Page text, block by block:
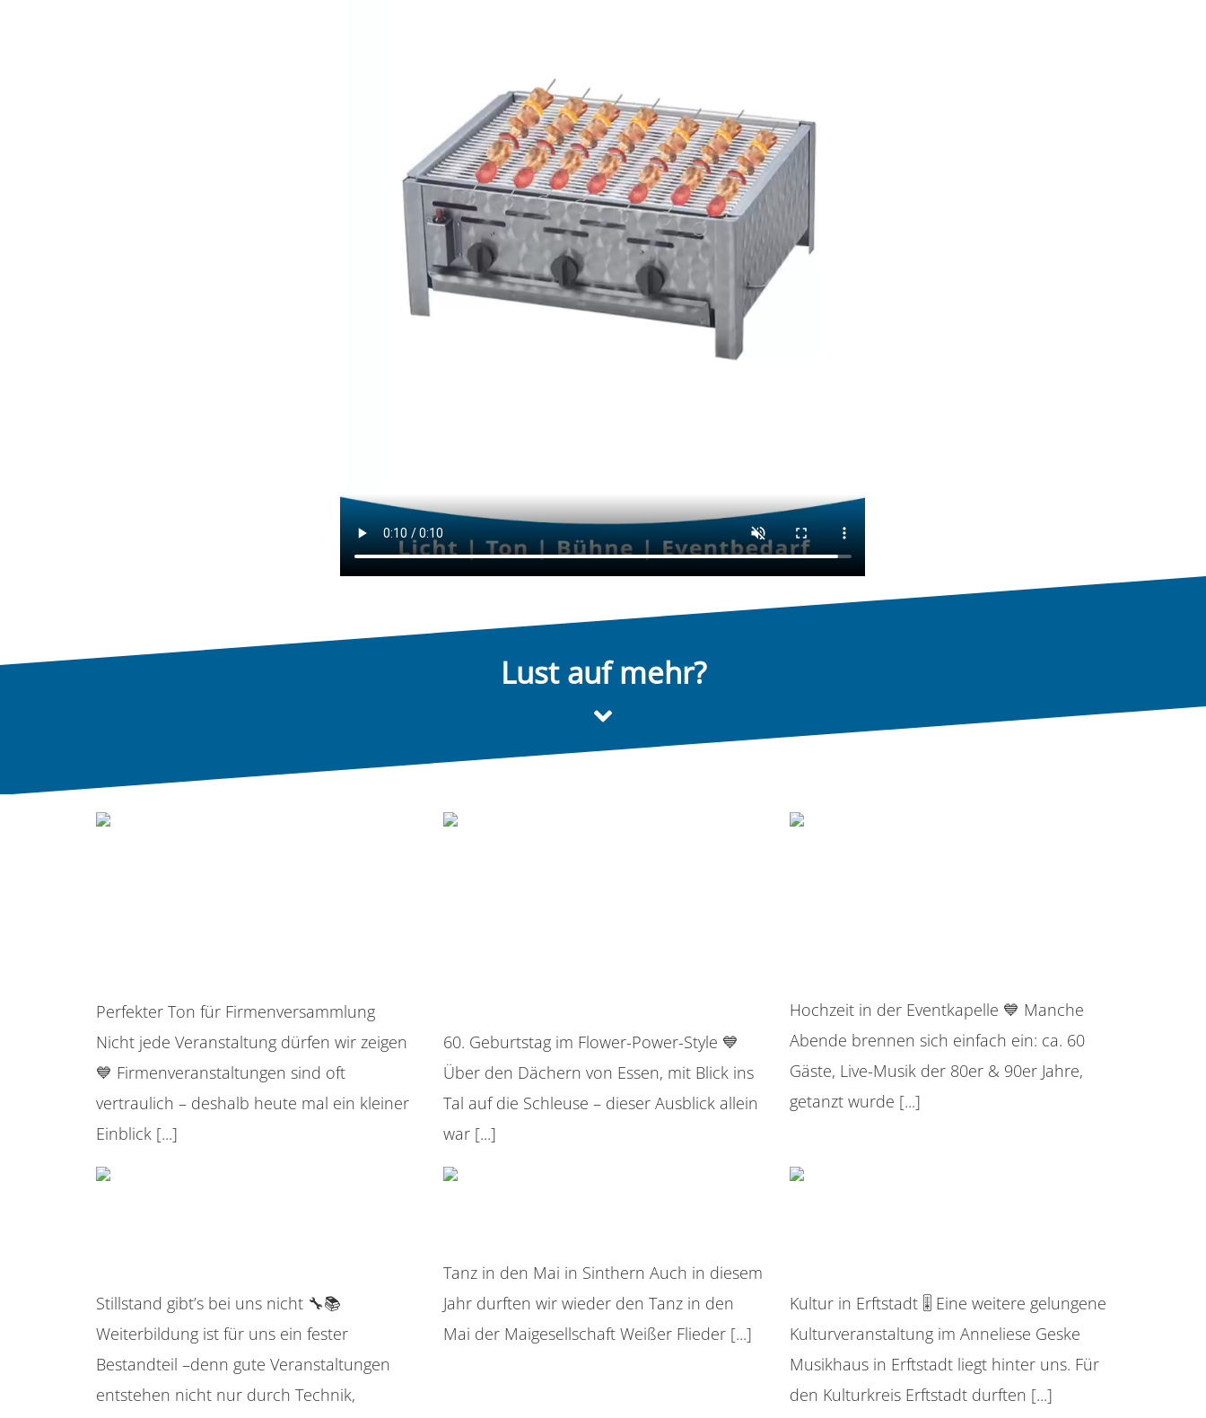
Lust auf mehr?
Perfekter Ton für Firmenversammlung
Nicht jede Veranstaltung dürfen wir zeigen
💙 Firmenveranstaltungen sind oft
vertraulich – deshalb heute mal ein kleiner
Einblick [...]
60. Geburtstag im Flower-Power-Style 💙
Über den Dächern von Essen, mit Blick ins
Tal auf die Schleuse – dieser Ausblick allein
war [...]
Hochzeit in der Eventkapelle 💙 Manche
Abende brennen sich einfach ein: ca. 60
Gäste, Live-Musik der 80er & 90er Jahre,
getanzt wurde [...]
Stillstand gibt’s bei uns nicht 🔧📚
Weiterbildung ist für uns ein fester
Bestandteil –denn gute Veranstaltungen
entstehen nicht nur durch Technik,
Tanz in den Mai in Sinthern Auch in diesem
Jahr durften wir wieder den Tanz in den
Mai der Maigesellschaft Weißer Flieder [...]
Kultur in Erftstadt 🎚️ Eine weitere gelungene
Kulturveranstaltung im Anneliese Geske
Musikhaus in Erftstadt liegt hinter uns. Für
den Kulturkreis Erftstadt durften [...]